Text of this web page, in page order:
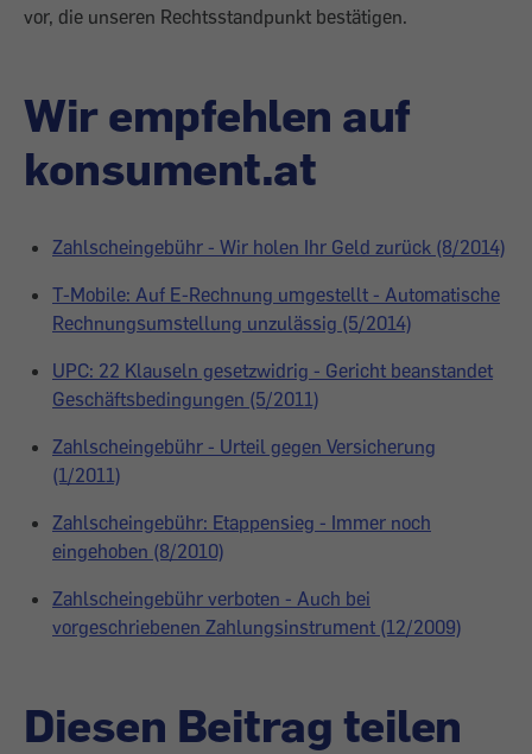
vor, die unseren Rechtsstandpunkt bestätigen.
Wir empfehlen auf
konsument.at
Zahlscheingebühr - Wir holen Ihr Geld zurück (8/2014)
T-Mobile: Auf E-Rechnung umgestellt - Automatische
Rechnungsumstellung unzulässig (5/2014)
UPC: 22 Klauseln gesetzwidrig - Gericht beanstandet
Geschäftsbedingungen (5/2011)
Zahlscheingebühr - Urteil gegen Versicherung
(1/2011)
Zahlscheingebühr: Etappensieg - Immer noch
eingehoben (8/2010)
Zahlscheingebühr verboten - Auch bei
vorgeschriebenen Zahlungsinstrument (12/2009)
Diesen Beitrag teilen